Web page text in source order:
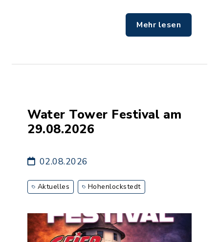
Mehr lesen
Water Tower Festival am
29.08.2026
02.08.2026
Aktuelles Hohenlockstedt